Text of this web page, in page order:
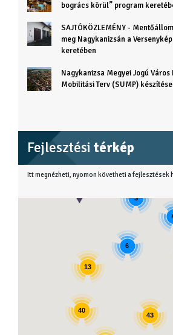
bogrács körül” program
SAJTÓKÖZLEMÉNY -
meg Nagykanizsán a
keretében
Nagykanizsa Megyei Jogú
Mobilitási Terv (SUMP)
Fejlesztési térkép
Itt megnézheti, nyomon követheti a fejlesztések
40
43
6
13
3